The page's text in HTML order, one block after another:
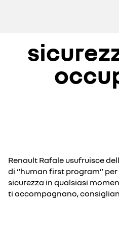
Renault Rafale usufruisce
di “human first program”
sicurezza in qualsiasi
ti accompagnano,